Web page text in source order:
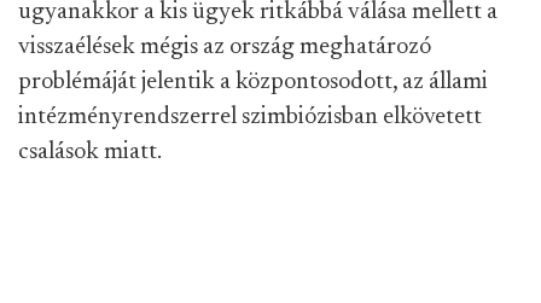
ugyanakkor a kis ügyek ritkábbá válása mellett a
visszaélések mégis az ország meghatározó
problémáját jelentik a központosodott, az állami
intézményrendszerrel szimbiózisban elkövetett
csalások miatt.